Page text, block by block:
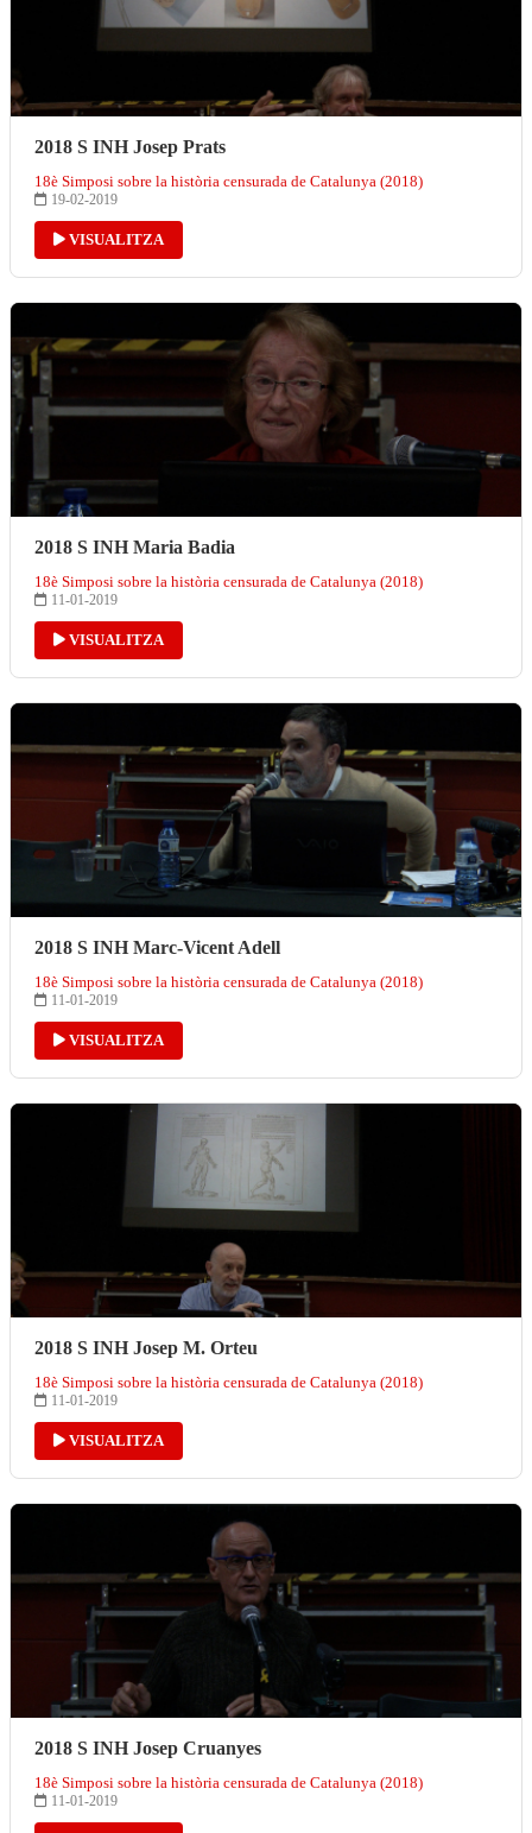
2018 S INH Josep Prats
18è Simposi sobre la història censurada de Catalunya (2018)
19-02-2019
VISUALITZA
2018 S INH Maria Badia
18è Simposi sobre la història censurada de Catalunya (2018)
11-01-2019
VISUALITZA
2018 S INH Marc-Vicent Adell
18è Simposi sobre la història censurada de Catalunya (2018)
11-01-2019
VISUALITZA
2018 S INH Josep M. Orteu
18è Simposi sobre la història censurada de Catalunya (2018)
11-01-2019
VISUALITZA
2018 S INH Josep Cruanyes
18è Simposi sobre la història censurada de Catalunya (2018)
11-01-2019